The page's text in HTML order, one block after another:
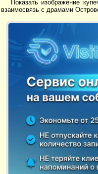
Показать изображение
взаимосвязь с драмами